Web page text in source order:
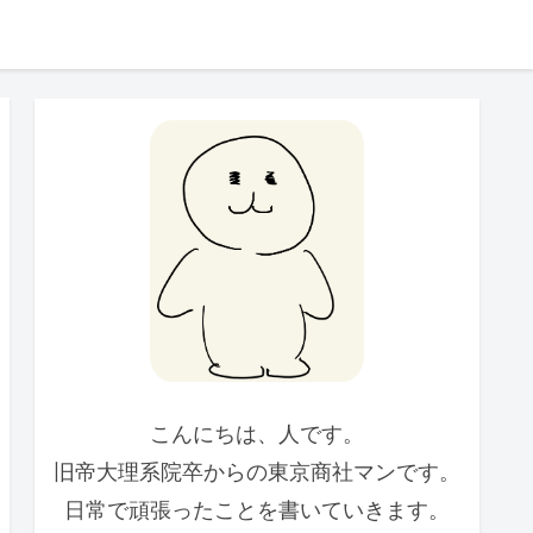
こんにちは、人です。
旧帝大理系院卒からの東京商社マンです。
日常で頑張ったことを書いていきます。